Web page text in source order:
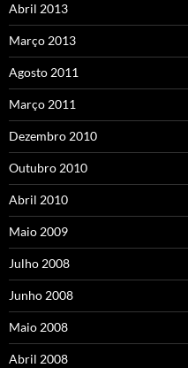
Abril 2013
Março 2013
Agosto 2011
Março 2011
Dezembro 2010
Outubro 2010
Abril 2010
Maio 2009
Julho 2008
Junho 2008
Maio 2008
Abril 2008